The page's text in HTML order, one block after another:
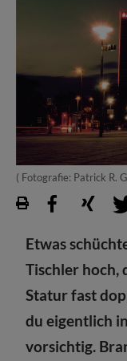
( Fotografie: Patrick R.
Etwas
Tischler hoch,
Statur fast
du eigentlich
vorsichtig.